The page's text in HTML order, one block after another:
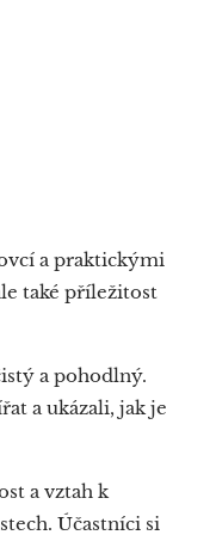
a praktickými
také příležitost
a pohodlný.
a ukázali, jak je
a vztah k
Účastníci si